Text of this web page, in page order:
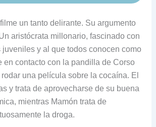
filme un tanto delirante. Su argumento
aristócrata millonario, fascinado con
juveniles y al que todos conocen como
en contacto con la pandilla de Corso
una película sobre la cocaína. El
y trata de aprovecharse de su buena
mientras Mamón trata de
la droga.